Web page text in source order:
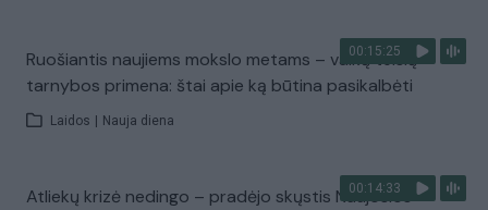
00:15:25
Ruošiantis naujiems mokslo metams – vaikų teisių
tarnybos primena: štai apie ką būtina pasikalbėti
Laidos Nauja diena
00:14:33
Atliekų krizė nedingo – pradėjo skųstis Naujosios